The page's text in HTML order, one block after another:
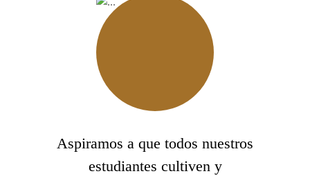
Aspiramos a que todos nuestros
estudiantes cultiven y